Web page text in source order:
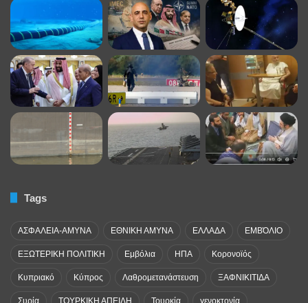
Tags
ΑΣΦΑΛΕΙΑ-ΑΜΥΝΑ ΕΘΝΙΚΗ ΑΜΥΝΑ ΕΛΛΑΔΑ ΕΜΒΌΛΙΟ
ΕΞΩΤΕΡΙΚΗ ΠΟΛΙΤΙΚΗ Εμβόλια ΗΠΑ Κορονοϊός
Κυπριακό Κύπρος Λαθρομετανάστευση ΞΑΦΝΙΚΙΤΙΔΑ
Συρία ΤΟΥΡΚΙΚΗ ΑΠΕΙΛΗ Τουρκία γενοκτονία